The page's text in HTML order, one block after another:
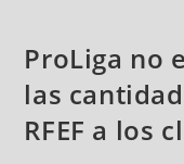
ProLiga no
las
RFEF a los